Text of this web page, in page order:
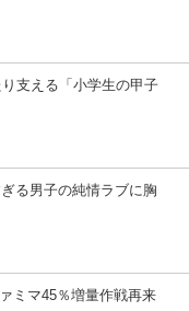
支える「小学生の甲子
る男子の純情ラブに胸
ミマ45％増量作戦再来